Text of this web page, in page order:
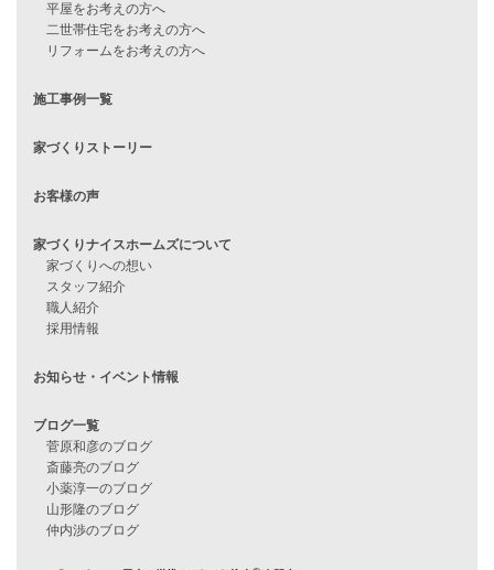
住宅ローンに不安がある方へ
住宅ローン審査に落ちた方・
他社で無理だと言われた方へ
住宅ローンのよくある質問
月収25万円で家を建てる方法
Line Up
自由設計注文住宅
ハピネスシリーズ
Smart2030
Sシリーズ
シンプルな平屋